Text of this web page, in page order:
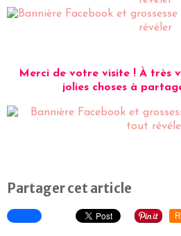
Merci de votre visite ! À très
jolies choses à
Partager cet article